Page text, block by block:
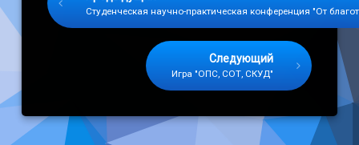
Студенческая научно-практическая конференция "От
Следующий
Игра "ОПС, СОТ, СКУД"